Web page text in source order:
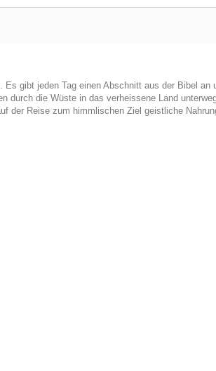
gibt jeden Tag einen Abschnitt aus der Bibel
durch die Wüste in das verheissene Land
der Reise zum himmlischen Ziel geistliche